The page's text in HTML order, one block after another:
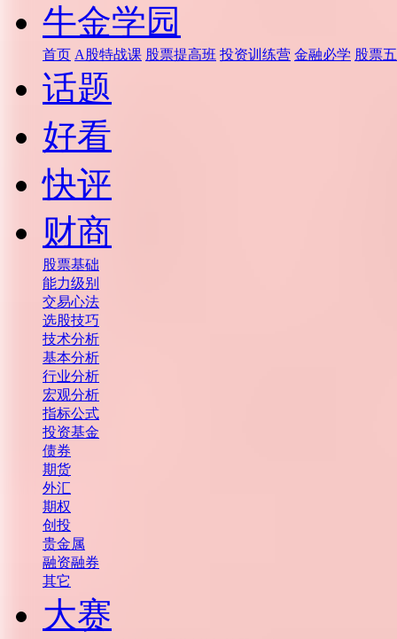
牛金学园
首页 A股特战课 股票提高班 投资训练营 金融必学 股票
话题
好看
快评
财商
股票基础
能力级别
交易心法
选股技巧
技术分析
基本分析
行业分析
宏观分析
指标公式
投资基金
债券
期货
外汇
期权
创投
贵金属
融资融券
其它
大赛